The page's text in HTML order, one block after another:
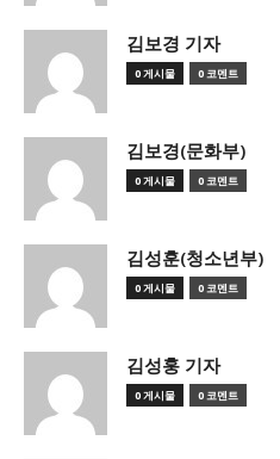
김보경 기자
0 게시물 0 코멘트
김보경(문화부)
0 게시물 0 코멘트
김성훈(청소년부)
0 게시물 0 코멘트
김성훙 기자
0 게시물 0 코멘트